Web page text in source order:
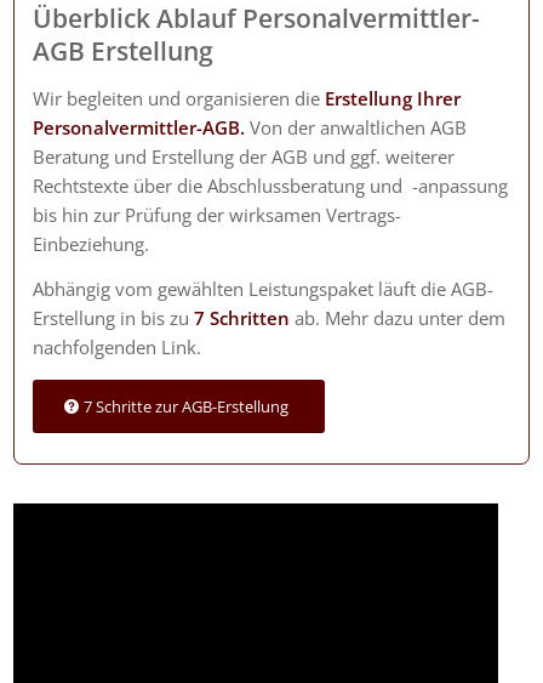
Überblick Ablauf Personalvermittler-
AGB Erstellung
Wir begleiten und organisieren die Erstellung Ihrer
Personalvermittler-AGB. Von der anwaltlichen AGB
Beratung und Erstellung der AGB und ggf. weiterer
Rechtstexte über die Abschlussberatung und -anpassung
bis hin zur Prüfung der wirksamen Vertrags-
Einbeziehung.
Abhängig vom gewählten Leistungspaket läuft die AGB-
Erstellung in bis zu7 Schritten ab. Mehr dazu unter dem
nachfolgenden Link.
7 Schritte zur AGB-Erstellung